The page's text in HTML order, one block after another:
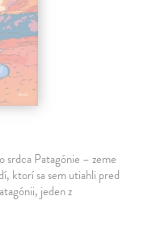
srdca Patagónie – zeme
ktorí sa sem utiahli pred
jeden z